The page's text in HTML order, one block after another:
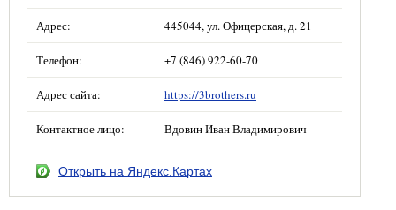
Адрес: 445044, ул. Офицерская, д. 21
Телефон: +7 (846) 922-60-70
Адрес сайта: https://3brothers.ru
Контактное лицо: Вдовин Иван Владимирович
Открыть на Яндекс.Картах